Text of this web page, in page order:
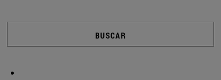
BUSCAR